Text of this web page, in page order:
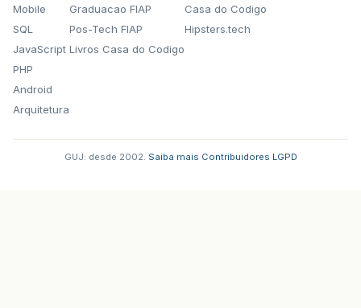
Mobile
SQL
JavaScript
PHP
Android
Arquitetura
Graduacao FIAP
Pos-Tech FIAP
Livros Casa do Codigo
Casa do Codigo
Hipsters.tech
GUJ: desde 2002. Saiba mais Contribuidores LGPD